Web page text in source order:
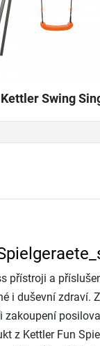
Kettler Swing
přístroji a
i duševní zdraví.
zakoupení
z Kettler Fun